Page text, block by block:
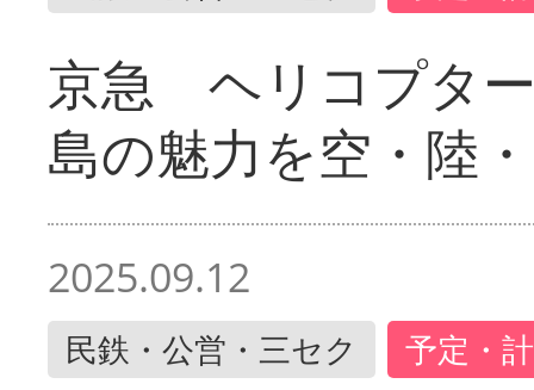
京急 ヘリコプタ
島の魅力を空・陸
2025.09.12
民鉄・公営・三セク 予定・